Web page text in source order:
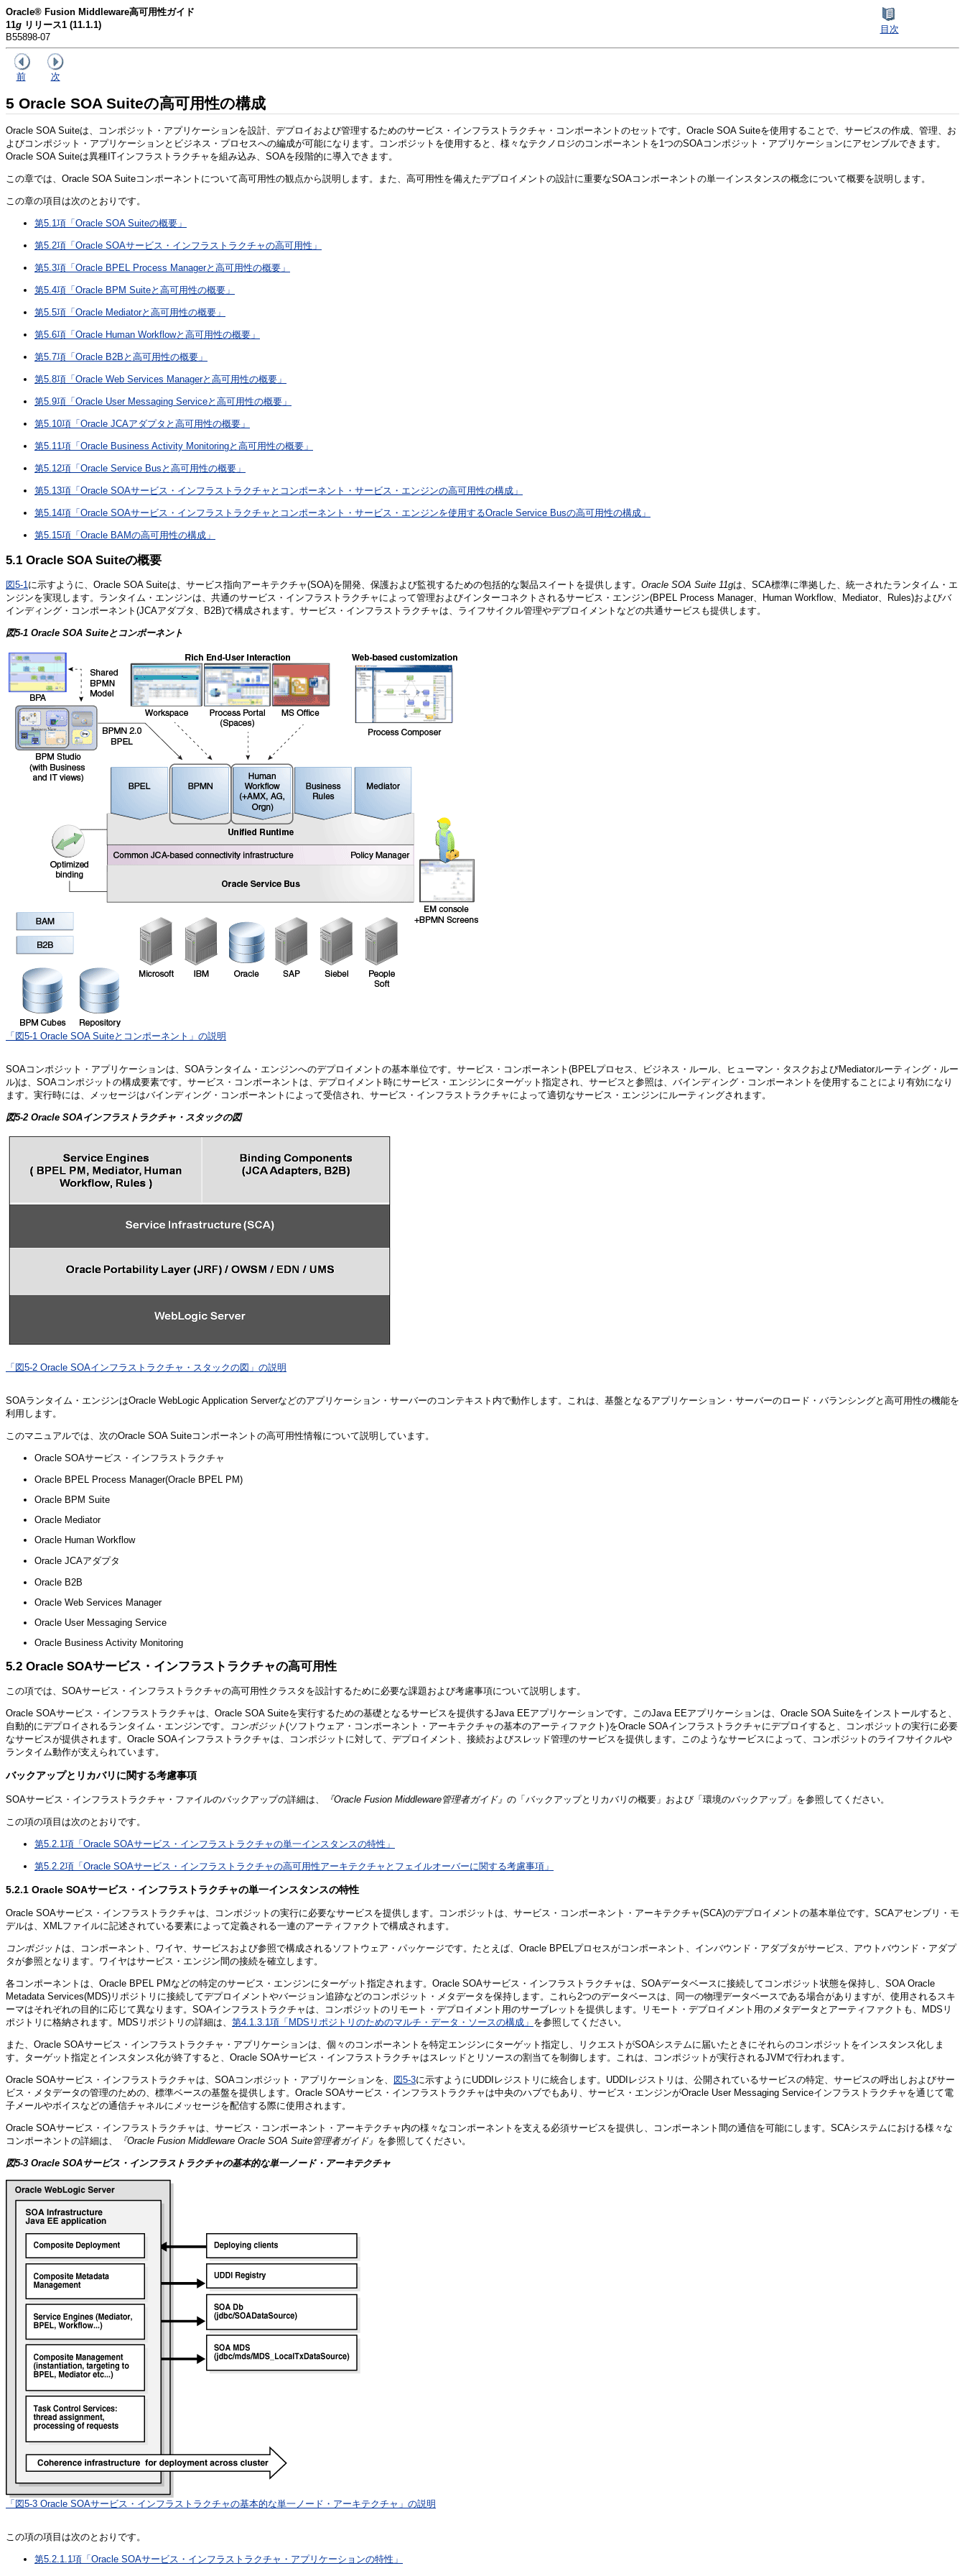
Oracle® Fusion Middleware高可用性ガイド
11g リリース1 (11.1.1)
B55898-07
目次
前 次
5 Oracle SOA Suiteの高可用性の構成
Oracle SOA Suiteは、コンポジット・アプリケーションを設計、デプロイおよび管理するためのサービス・インフラストラクチャ・コンポーネントのセットです。Oracle SOA Suiteを使用することで、サービスの作成、管理、お
よびコンポジット・アプリケーションとビジネス・プロセスへの編成が可能になります。コンポジットを使用すると、様々なテクノロジのコンポーネントを1つのSOAコンポジット・アプリケーションにアセンブルできます。
Oracle SOA Suiteは異種ITインフラストラクチャを組み込み、SOAを段階的に導入できます。
この章では、Oracle SOA Suiteコンポーネントについて高可用性の観点から説明します。また、高可用性を備えたデプロイメントの設計に重要なSOAコンポーネントの単一インスタンスの概念について概要を説明します。
この章の項目は次のとおりです。
第5.1項「Oracle SOA Suiteの概要」
第5.2項「Oracle SOAサービス・インフラストラクチャの高可用性」
第5.3項「Oracle BPEL Process Managerと高可用性の概要」
第5.4項「Oracle BPM Suiteと高可用性の概要」
第5.5項「Oracle Mediatorと高可用性の概要」
第5.6項「Oracle Human Workflowと高可用性の概要」
第5.7項「Oracle B2Bと高可用性の概要」
第5.8項「Oracle Web Services Managerと高可用性の概要」
第5.9項「Oracle User Messaging Serviceと高可用性の概要」
第5.10項「Oracle JCAアダプタと高可用性の概要」
第5.11項「Oracle Business Activity Monitoringと高可用性の概要」
第5.12項「Oracle Service Busと高可用性の概要」
第5.13項「Oracle SOAサービス・インフラストラクチャとコンポーネント・サービス・エンジンの高可用性の構成」
第5.14項「Oracle SOAサービス・インフラストラクチャとコンポーネント・サービス・エンジンを使用するOracle Service Busの高可用性の構成」
第5.15項「Oracle BAMの高可用性の構成」
5.1 Oracle SOA Suiteの概要
図5-1 に示すように、Oracle SOA Suiteは、サービス指向アーキテクチャ(SOA)を開発、保護および監視するための包括的な製品スイートを提供します。 Oracle SOA Suite 11gは、SCA標準に準拠した、統一されたランタイム・エ
ンジンを実現します。ランタイム・エンジンは、共通のサービス・インフラストラクチャによって管理およびインターコネクトされるサービス・エンジン(BPEL Process Manager、Human Workflow、Mediator、Rules)およびバ
インディング・コンポーネント(JCAアダプタ、B2B)で構成されます。サービス・インフラストラクチャは、ライフサイクル管理やデプロイメントなどの共通サービスも提供します。
図5-1 Oracle SOA Suiteとコンポーネント
「図5-1 Oracle SOA Suiteとコンポーネント」の説明
SOAコンポジット・アプリケーションは、SOAランタイム・エンジンへのデプロイメントの基本単位です。サービス・コンポーネント(BPELプロセス、ビジネス・ルール、ヒューマン・タスクおよびMediatorルーティング・ルー
ル)は、SOAコンポジットの構成要素です。サービス・コンポーネントは、デプロイメント時にサービス・エンジンにターゲット指定され、サービスと参照は、バインディング・コンポーネントを使用することにより有効になり
ます。実行時には、メッセージはバインディング・コンポーネントによって受信され、サービス・インフラストラクチャによって適切なサービス・エンジンにルーティングされます。
図5-2 Oracle SOAインフラストラクチャ・スタックの図
「図5-2 Oracle SOAインフラストラクチャ・スタックの図」の説明
SOAランタイム・エンジンはOracle WebLogic Application Serverなどのアプリケーション・サーバーのコンテキスト内で動作します。これは、基盤となるアプリケーション・サーバーのロード・バランシングと高可用性の機能を
利用します。
このマニュアルでは、次のOracle SOA Suiteコンポーネントの高可用性情報について説明しています。
Oracle SOAサービス・インフラストラクチャ
Oracle BPEL Process Manager(Oracle BPEL PM)
Oracle BPM Suite
Oracle Mediator
Oracle Human Workflow
Oracle JCAアダプタ
Oracle B2B
Oracle Web Services Manager
Oracle User Messaging Service
Oracle Business Activity Monitoring
5.2 Oracle SOAサービス・インフラストラクチャの高可用性
この項では、SOAサービス・インフラストラクチャの高可用性クラスタを設計するために必要な課題および考慮事項について説明します。
Oracle SOAサービス・インフラストラクチャは、Oracle SOA Suiteを実行するための基礎となるサービスを提供するJava EEアプリケーションです。このJava EEアプリケーションは、Oracle SOA Suiteをインストールすると、
自動的にデプロイされるランタイム・エンジンです。
コンポジット(ソフトウェア・コンポーネント・アーキテクチャの基本のアーティファクト)をOracle SOAインフラストラクチャにデプロイすると、コンポジットの実行に必要
なサービスが提供されます。Oracle SOAインフラストラクチャは、コンポジットに対して、デプロイメント、接続およびスレッド管理のサービスを提供します。このようなサービスによって、コンポジットのライフサイクルや
ランタイム動作が支えられています。
バックアップとリカバリに関する考慮事項
SOAサービス・インフラストラクチャ・ファイルのバックアップの詳細は、 『Oracle Fusion Middleware管理者ガイド』 の「バックアップとリカバリの概要」および「環境のバックアップ」を参照してください。
この項の項目は次のとおりです。
第5.2.1項「Oracle SOAサービス・インフラストラクチャの単一インスタンスの特性」
第5.2.2項「Oracle SOAサービス・インフラストラクチャの高可用性アーキテクチャとフェイルオーバーに関する考慮事項」
5.2.1 Oracle SOAサービス・インフラストラクチャの単一インスタンスの特性
Oracle SOAサービス・インフラストラクチャは、コンポジットの実行に必要なサービスを提供します。コンポジットは、サービス・コンポーネント・アーキテクチャ(SCA)のデプロイメントの基本単位です。SCAアセンブリ・モ
デルは、XMLファイルに記述されている要素によって定義される一連のアーティファクトで構成されます。
コンポジット は、コンポーネント、ワイヤ、サービスおよび参照で構成されるソフトウェア・パッケージです。たとえば、Oracle BPELプロセスがコンポーネント、インバウンド・アダプタがサービス、アウトバウンド・アダプ
タが参照となります。ワイヤはサービス・エンジン間の接続を確立します。
各コンポーネントは、Oracle BPEL PMなどの特定のサービス・エンジンにターゲット指定されます。Oracle SOAサービス・インフラストラクチャは、SOAデータベースに接続してコンポジット状態を保持し、SOA Oracle
Metadata Services(MDS)リポジトリに接続してデプロイメントやバージョン追跡などのコンポジット・メタデータを保持します。これら2つのデータベースは、同一の物理データベースである場合がありますが、使用されるスキ
ーマはそれぞれの目的に応じて異なります。SOAインフラストラクチャは、コンポジットのリモート・デプロイメント用のサーブレットを提供します。リモート・デプロイメント用のメタデータとアーティファクトも、MDSリ
ポジトリに格納されます。MDSリポジトリの詳細は、 第4.1.3.1項「MDSリポジトリのためのマルチ・データ・ソースの構成」 を参照してください。
また、Oracle SOAサービス・インフラストラクチャ・アプリケーションは、個々のコンポーネントを特定エンジンにターゲット指定し、リクエストがSOAシステムに届いたときにそれらのコンポジットをインスタンス化しま
す。ターゲット指定とインスタンス化が終了すると、Oracle SOAサービス・インフラストラクチャはスレッドとリソースの割当てを制御します。これは、コンポジットが実行されるJVMで行われます。
Oracle SOAサービス・インフラストラクチャは、SOAコンポジット・アプリケーションを、 図5-3に示すようにUDDIレジストリに統合します。UDDIレジストリは、公開されているサービスの特定、サービスの呼出しおよびサー
ビス・メタデータの管理のための、標準ベースの基盤を提供します。Oracle SOAサービス・インフラストラクチャは中央のハブでもあり、サービス・エンジンがOracle User Messaging Serviceインフラストラクチャを通じて電
子メールやボイスなどの通信チャネルにメッセージを配信する際に使用されます。
Oracle SOAサービス・インフラストラクチャは、サービス・コンポーネント・アーキテクチャ内の様々なコンポーネントを支える必須サービスを提供し、コンポーネント間の通信を可能にします。SCAシステムにおける様々な
コンポーネントの詳細は、
『Oracle Fusion Middleware Oracle SOA Suite管理者ガイド』 を参照してください。
図5-3 Oracle SOAサービス・インフラストラクチャの基本的な単一ノード・アーキテクチャ
「図5-3 Oracle SOAサービス・インフラストラクチャの基本的な単一ノード・アーキテクチャ」の説明
この項の項目は次のとおりです。
第5.2.1.1項「Oracle SOAサービス・インフラストラクチャ・アプリケーションの特性」